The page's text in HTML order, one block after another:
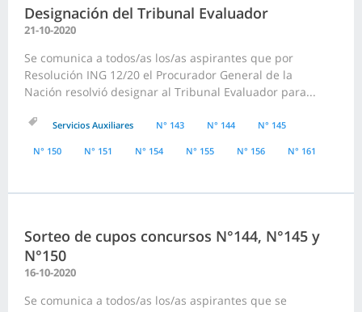
Designación del Tribunal Evaluador
21-10-2020
Se comunica a todos/as los/as aspirantes que por
Resolución ING 12/20 el Procurador General de la
Nación resolvió designar al Tribunal Evaluador para...
Servicios Auxiliares N° 143 N° 144 N° 145
N° 150 N° 151 N° 154 N° 155 N° 156 N° 161
Sorteo de cupos concursos N°144, N°145 y
N°150
16-10-2020
Se comunica a todos/as los/as aspirantes que se